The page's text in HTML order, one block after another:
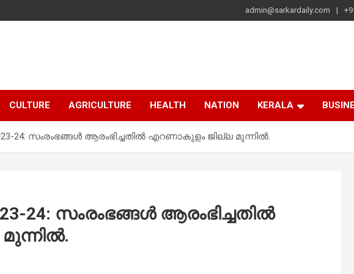
admin@sarkardaily.com
|
News Kerala
News. Lifestyle
CULTURE AGRICULTURE HEALTH NATION KERALA
24: സംരംഭങ്ങള്‍ ആരംഭിച്ചതില്‍ എറണാകുളം ജില്ല മുന്നില്‍.
24: സംരംഭങ്ങള്‍ ആരംഭിച്ചതില്‍